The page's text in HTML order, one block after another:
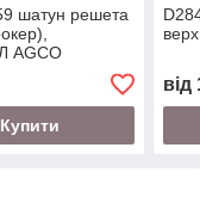
шатун решета
AGCO
Купити
від